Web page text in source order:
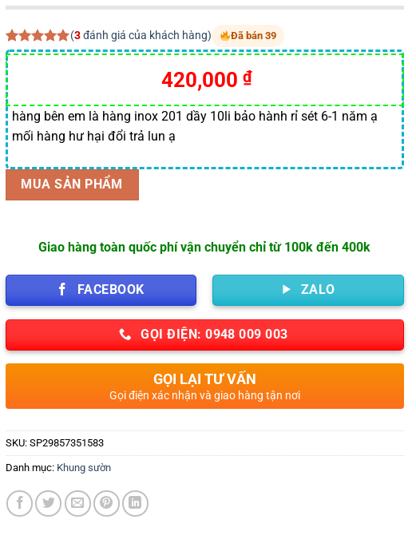
5.00trên 5
dựa trên
3
đánh giá
(3đánh giá của khách hàng) Đã bán 39
420,000 ₫
hàng bên em là hàng inox 201 dầy 10li bảo hành rỉ sét 6-1 năm ạ
mối hàng hư hại đổi trả lun ạ
MUA SẢN PHẨM
Giao hàng toàn quốc phí vận chuyển chỉ từ 100k đến 400k
FACEBOOK ZALO
GỌI ĐIỆN: 0948 009 003
GỌI LẠI TƯ VẤN
Gọi điện xác nhận và giao hàng tận nơi
SKU: SP29857351583
Danh mục: Khung sườn